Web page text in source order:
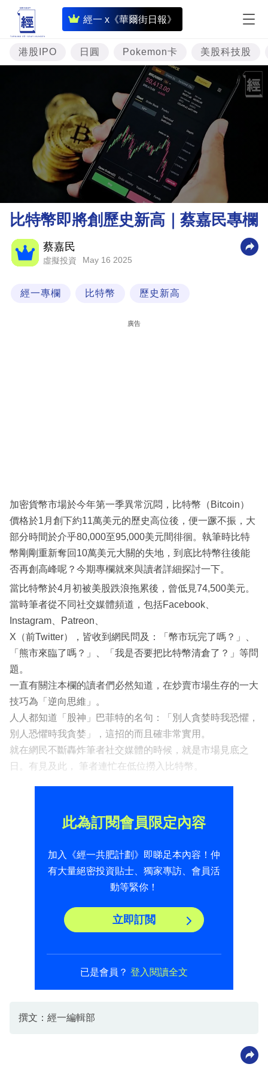
經一 x《華爾街日報》
即
時
財
經
題
投
資
樓
市
理
財
商
業
閱
專
區
港股IPO 日圓 Pokemon卡 美股科技股
比特幣即將創歷史新高｜蔡嘉民專欄
蔡嘉民
虛擬投資 May 16 2025
經一專欄 比特幣 歷史新高
廣告
加密貨幣市場於今年第一季異常沉悶，比特幣（Bitcoin）
價格於1月創下約11萬美元的歷史高位後，便一蹶不振，大
部分時間於介乎80,000至95,000美元間徘徊。執筆時比特
幣剛剛重新奪回10萬美元大關的失地，到底比特幣往後能
否再創高峰呢？今期專欄就來與讀者詳細探討一下。
當比特幣於4月初被美股跌浪拖累後，曾低見74,500美元。
當時筆者從不同社交媒體頻道，包括Facebook、
Instagram、Patreon、
X（前Twitter），皆收到網民問及：「幣市玩完了嗎？」、
「熊市來臨了嗎？」、「我是否要把比特幣清倉了？」等問
題。
一直有關注本欄的讀者們必然知道，在炒賣市場生存的一大
技巧為「逆向思維」。
人人都知道「股神」巴菲特的名句：「別人貪婪時我恐懼，
別人恐懼時我貪婪」，這招的而且確非常實用。
就在網民不斷轟炸筆者社交媒體的時候，就是市場見底之
日。有見及此， 筆者連忙在低位撈入比特幣。
此為訂閱會員限定內容
加入《經一共肥計劃》即睇足本內容！仲
有大量絕密投資貼士、獨家專訪、會員活
動等緊你！
立即訂閲
已是會員？ 登入閱讀全文
撰文：經一編輯部